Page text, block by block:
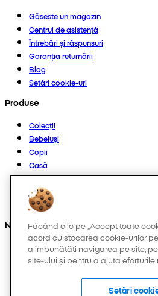
Găsește un magazin
Centrul de asistență
Întrebări și răspunsuri
Garanția returnării
Blog
Setări cookie-uri
Produse
Colecții
Bebeluși
Copii
Casă
Femei
Bărbați
Altele
Ne găsești și pe:
Făcând clic pe „Accept toate
acord cu stocarea cookie-urilor
a îmbunătăți navigarea pe site,
site-ului și pentru a ajuta eforturile
Setări